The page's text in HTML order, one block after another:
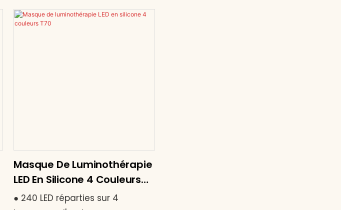
Masque De Luminothérapie
LED En Silicone 4 Couleurs
T70
● 240 LED réparties sur 4